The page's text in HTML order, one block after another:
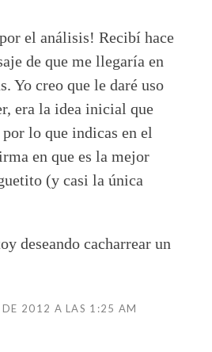
el análisis! Recibí hace
de que me llegaría en
Yo creo que le daré uso
era la idea inicial que
lo que indicas en el
en que es la mejor
(y casi la única
deseando cacharrear un
2012 A LAS 1:25 AM